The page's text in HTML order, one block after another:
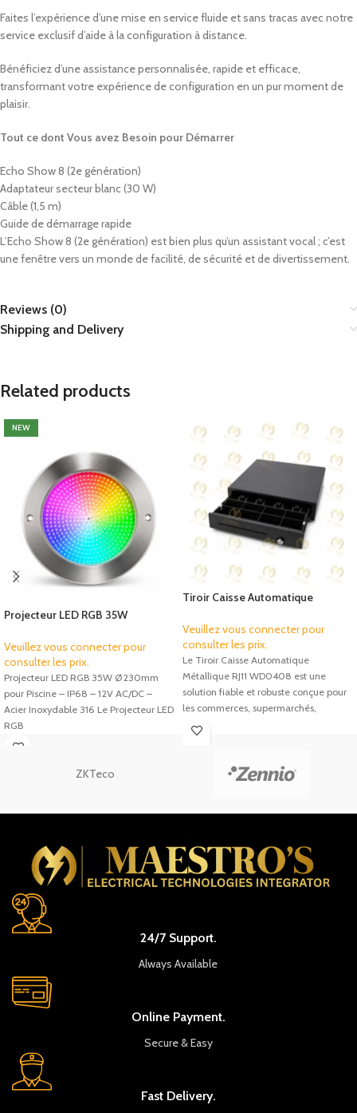
Faites l’expérience d’une mise en service fluide et sans tracas avec notre
service exclusif d’aide à la configuration à distance.
Bénéficiez d’une assistance personnalisée, rapide et efficace,
transformant votre expérience de configuration en un pur moment de
plaisir.
Tout ce dont Vous avez Besoin pour Démarrer
Echo Show 8 (2e génération)
Adaptateur secteur blanc (30 W)
Câble (1,5 m)
Guide de démarrage rapide
L’Echo Show 8 (2e génération) est bien plus qu’un assistant vocal ; c’est
une fenêtre vers un monde de facilité, de sécurité et de divertissement.
Reviews (0)
Shipping and Delivery
Related products
NEW
Projecteur LED RGB 35W
12V AC/DC – Inox 316
Veuillez vous connecter pour
consulter les prix.
Projecteur LED RGB 35W Ø230mm
pour Piscine – IP68 – 12V AC/DC –
Acier Inoxydable 316 Le Projecteur LED
RGB
Tiroir Caisse Automatique
Pièces – WD0408
Veuillez vous connecter pour
consulter les prix.
Le Tiroir Caisse Automatique
Métallique RJ11 WD0408 est une
solution fiable et robuste conçue pour
les commerces, supermarchés,
restaurants, pharmacies
ZKTeco
24/7 Support.
Always Available
Online Payment.
Secure & Easy
Fast Delivery.